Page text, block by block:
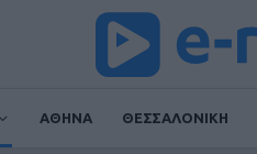
ΑΘΗΝΑ ΘΕΣΣΑΛΟΝΙΚΗ